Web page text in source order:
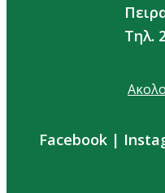
Τηλ.
Facebook |